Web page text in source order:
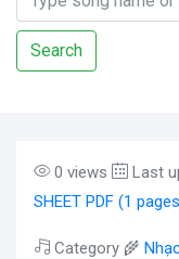
Search
0 views Last
SHEET PDF (1
Category 🌾